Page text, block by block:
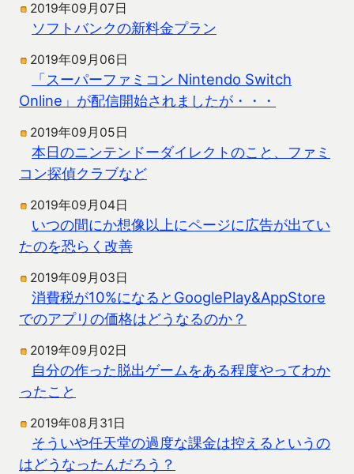
2019年09月07日
ソフトバンクの新料金プラン
2019年09月06日
「スーパーファミコン Nintendo Switch
Online」が配信開始されましたが・・・
2019年09月05日
本日のニンテンドーダイレクトのこと、ファミ
コン探偵クラブなど
2019年09月04日
いつの間にか想像以上にページに広告が出てい
たのを恐らく改善
2019年09月03日
消費税が10%になるとGooglePlay&AppStore
でのアプリの価格はどうなるのか？
2019年09月02日
自分の作った脱出ゲームをある程度やってわか
ったこと
2019年08月31日
そういや任天堂の過度な課金は控えるというの
はどうなったんだろう？